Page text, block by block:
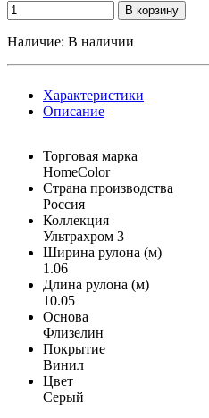
В корзину
Наличие: В наличии
Характеристики
Описание
Торговая марка
HomeColor
Страна производства
Россия
Коллекция
Ультрахром 3
Ширина рулона (м)
1.06
Длина рулона (м)
10.05
Основа
Флизелин
Покрытие
Винил
Цвет
Серый